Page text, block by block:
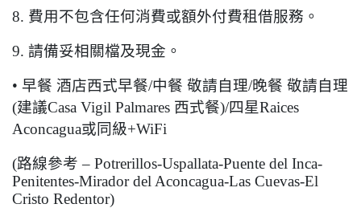
8. 費用不包含任何消費或額外付費租借服務。
9. 請備妥相關檔及現金。
• 早餐 酒店西式早餐/中餐 敬請自理/晚餐 敬請自理
(建議Casa Vigil Palmares 西式餐)/四星Raices
Aconcagua或同級+WiFi
(路線參考 – Potrerillos-Uspallata-Puente del Inca-
Penitentes-Mirador del Aconcagua-Las Cuevas-El
Cristo Redentor)